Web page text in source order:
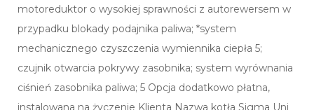
motoreduktor o wysokiej sprawności z autorewersem w
przypadku blokady podajnika paliwa; *system
mechanicznego czyszczenia wymiennika ciepła 5;
czujnik otwarcia pokrywy zasobnika; system wyrównania
ciśnień zasobnika paliwa; 5 Opcja dodatkowo płatna,
instalowana na życzenie Klienta Nazwa kotła Sigma Uni